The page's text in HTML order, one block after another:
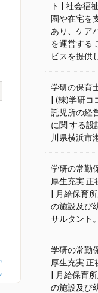
ト | 社会福
園や在宅を
あり、ケア
を運営する
ビスを提供
学研の保育
| (株)学研コ
託児所の経
に関 する設
川県横浜市
学研の常勤
厚生充実 正
| 月給保育
の施設及び
サルタント
学研の常勤
厚生充実 正
| 月給保育
の施設及び